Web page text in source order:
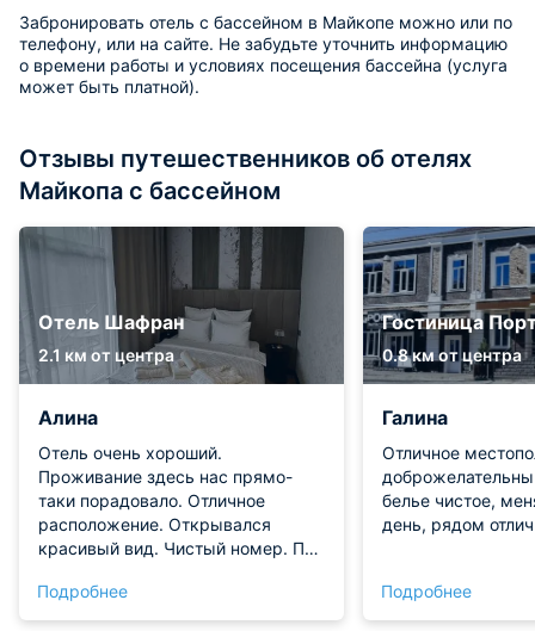
Забронировать отель с бассейном в Майкопе можно или по
телефону, или на сайте. Не забудьте уточнить информацию
о времени работы и условиях посещения бассейна (услуга
может быть платной).
Отзывы путешественников об отелях
Майкопа с бассейном
Отель Шафран
2.1 км от центра
Алина
Отель очень хороший.
Проживание здесь нас прямо-
таки порадовало. Отличное
расположение. Открывался
красивый вид. Чистый номер. По
Постельное белье предоставили
белоснежное. В общем мы
Подробнее
Гостиница
0.8 км от центра
Галина
Отличное
белье чистое,
день, рядом
Подробнее